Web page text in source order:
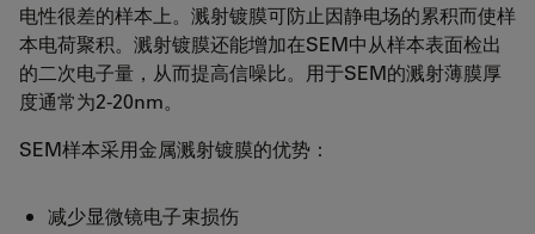
电性很差的样本上。溅射镀膜可防止因静电场的累积而使样
本电荷聚积。溅射镀膜还能增加在SEM中从样本表面检出
的二次电子量，从而提高信噪比。用于SEM的溅射薄膜厚
度通常为2-20nm。
SEM样本采用金属溅射镀膜的优势：
减少显微镜电子束损伤